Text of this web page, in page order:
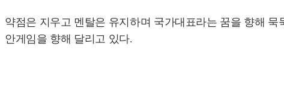
약점은 지우고 멘탈은 유지하며 국가대표라는 꿈을 향해
안게임을 향해 달리고 있다.